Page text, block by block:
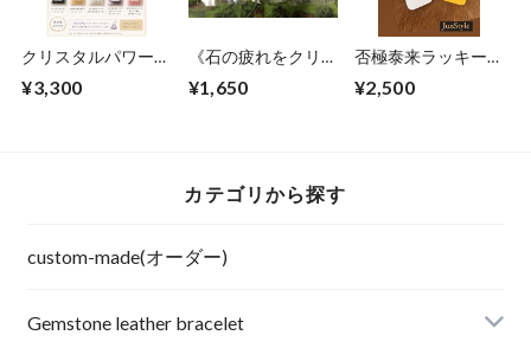
クリスタルパワーソ
種セット(ホワイト
¥3,300
《石の疲れをクリア
イテム》セージ
¥1,650
否極泰来ラッキーレ
¥2,500
カテゴリから探す
custom-made(オーダー)
Gemstone leather bracelet